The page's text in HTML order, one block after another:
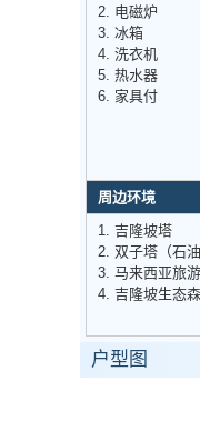
2. 电磁炉
3. 冰箱
4. 洗衣机
5. 热水器
6. 家具付
周边环境
1. 吉隆坡塔
2. 双子塔（石
3. 马来西亚旅
4. 吉隆坡生态
户型图